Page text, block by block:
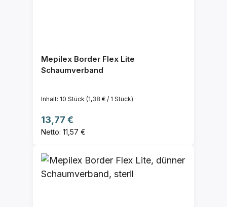
Mepilex Border Flex Lite
Schaumverband
Inhalt: 10 Stück (1,38 € / 1 Stück)
Regulärer Preis:
13,77 €
Netto: 11,57 €